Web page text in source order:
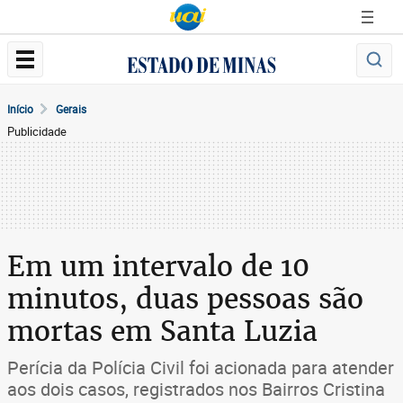
Início Gerais
Publicidade
Em um intervalo de 10
minutos, duas pessoas são
mortas em Santa Luzia
Perícia da Polícia Civil foi acionada para atender
aos dois casos, registrados nos Bairros Cristina